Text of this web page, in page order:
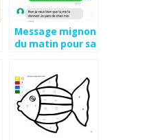
Message mignon
du matin pour sa